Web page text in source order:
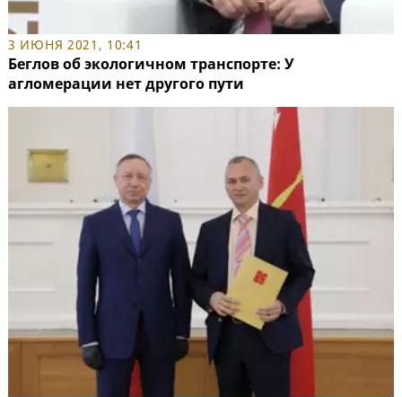
3 ИЮНЯ 2021, 10:41
Беглов об экологичном транспорте: У
агломерации нет другого пути